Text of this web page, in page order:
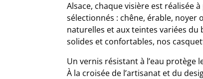
Alsace, chaque visière est réalisée
sélectionnés : chêne, érable, noyer
naturelles et aux teintes variées du
solides et confortables, nos
Un vernis résistant à l’eau protège
À la croisée de l’artisanat et du